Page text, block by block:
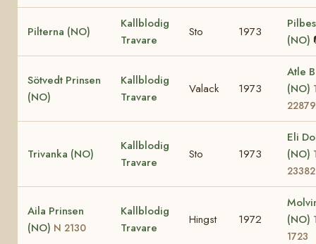
Pilterna (NO)
Kallblodig
Travare
Sto 1973
(NO)
Sötvedt Prinsen
(NO)
Kallblodig
Travare
Valack 1973
Atle
(NO)
22879
Trivanka (NO)
Kallblodig
Travare
Sto 1973
Eli
(NO)
23382
Aila Prinsen
(NO) N 2130
Kallblodig
Travare
Hingst 1972
(NO)
1723